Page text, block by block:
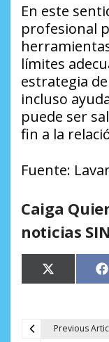
En este
profesional
límites
estrategia
incluso
puede ser
fin a la
Fuente:
Caiga
noticias
Compartir
en
X
(Twitter)
Previous